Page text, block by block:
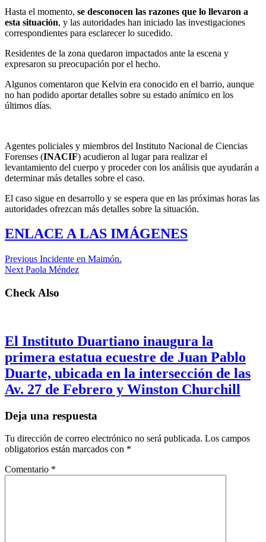
Hasta el momento, se desconocen las razones que lo llevaron a
esta situación, y las autoridades han iniciado las investigaciones
correspondientes para esclarecer lo sucedido.
Residentes de la zona quedaron impactados ante la escena y
expresaron su preocupación por el hecho.
Algunos comentaron que Kelvin era conocido en el barrio, aunque
no han podido aportar detalles sobre su estado anímico en los
últimos días.
Agentes policiales y miembros del Instituto Nacional de Ciencias
Forenses (INACIF) acudieron al lugar para realizar el
levantamiento del cuerpo y proceder con los análisis que ayudarán a
determinar más detalles sobre el caso.
El caso sigue en desarrollo y se espera que en las próximas horas las
autoridades ofrezcan más detalles sobre la situación.
ENLACE A LAS IMÁGENES
Previous Incidente en Maimón.
Next Paola Méndez
Check Also
El Instituto Duartiano inaugura la
primera estatua ecuestre de Juan Pablo
Duarte, ubicada en la intersección de las
Av. 27 de Febrero y Winston Churchill
Deja una respuesta
Tu dirección de correo electrónico no será publicada. Los campos
obligatorios están marcados con *
Comentario *